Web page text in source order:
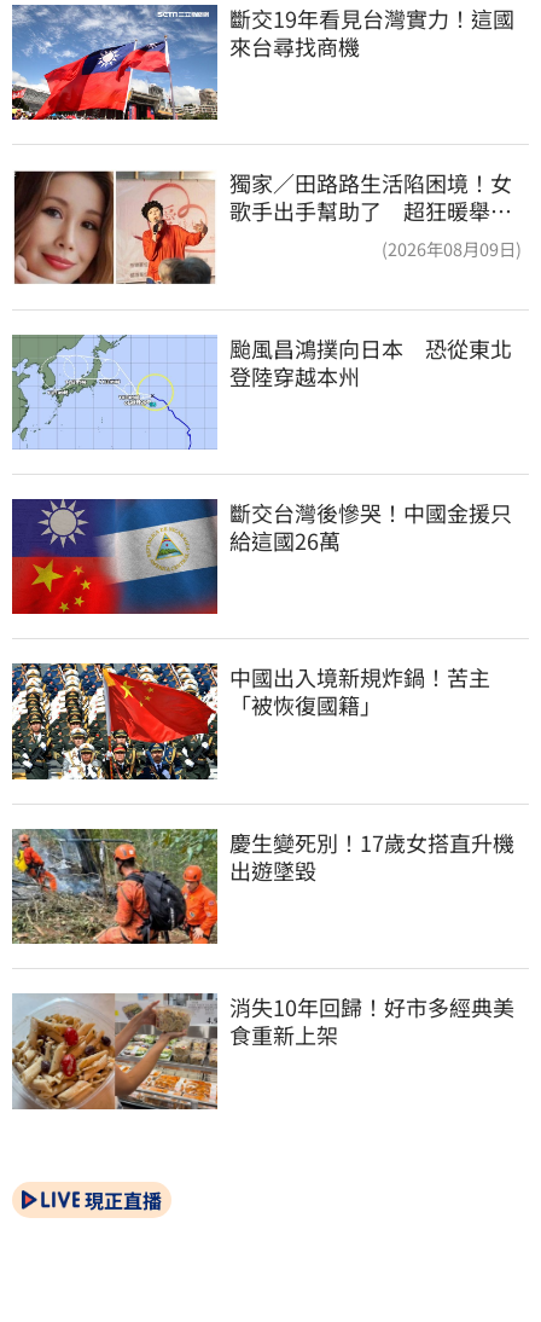
斷交19年看見台灣實力！這國
來台尋找商機
獨家／田路路生活陷困境！女
歌手出手幫助了 超狂暖舉曝
(2026年08月09日)
颱風昌鴻撲向日本　恐從東北
登陸穿越本州
斷交台灣後慘哭！中國金援只
給這國26萬
中國出入境新規炸鍋！苦主
「被恢復國籍」
慶生變死別！17歲女搭直升機
出遊墜毀
消失10年回歸！好市多經典美
食重新上架
現正直播